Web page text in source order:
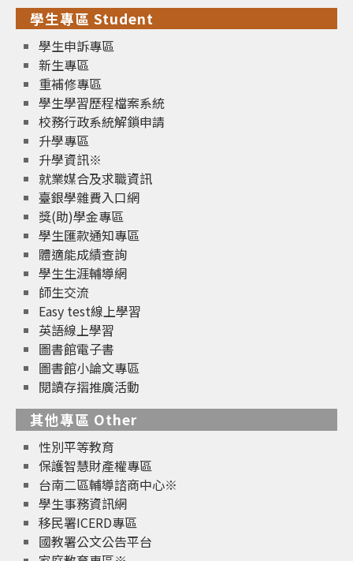
學生專區 Student
學生申訴專區
新生專區
重補修專區
學生學習歷程檔案系統
校務行政系統解鎖申請
升學專區
升學資訊※
就業媒合及求職資訊
臺銀學雜費入口網
獎(助)學金專區
學生匯款通知專區
體適能成績查詢
學生生涯輔導網
師生交流
Easy test線上學習
英語線上學習
圖書館電子書
圖書館小論文專區
閱讀存摺推廣活動
其他專區 Other
性別平等教育
保護智慧財產權專區
台南二區輔導諮商中心※
學生事務資訊網
移民署ICERD專區
國教署公文公告平台